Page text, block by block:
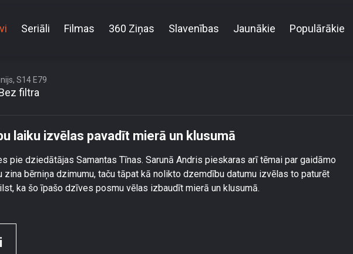
Seriāli Filmas 360 Ziņas Slavenības Jaunākie Populārākie
S14 E79
filtra
laiku izvēlas pavadīt mierā un klusumā
pie dziedātājas Samantas Tīnas. Sarunā Andris pieskaras arī tēmai par gaidāmo
zina bērniņa dzimumu, taču tāpat kā nolikto dzemdību datumu izvēlas to paturēt
ka šo īpašo dzīves posmu vēlas izbaudīt mierā un klusumā.